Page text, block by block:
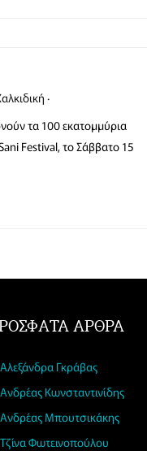
τα 100 εκατομμύρια
Festival, το Σάββατο 15
ΑΡΘΡΑ
Αλεξάνδρα Γκράβας
Ανδρέας Κωνσταντινίδης
Ανδρέας Μπουτσικάκης
Τζίνα Φωτεινοπούλου